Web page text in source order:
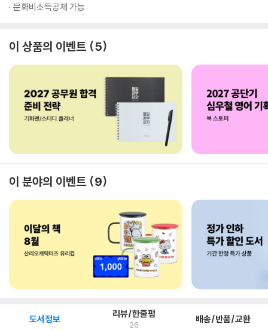
문화비소득공제 가능
이 상품의 이벤트 5
이 분야의 이벤트 9
도서정보 리뷰/한줄평
26 배송/반품/교환